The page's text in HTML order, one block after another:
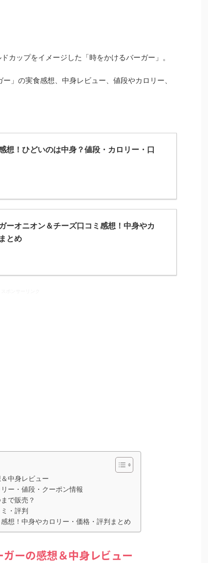
カップをイメージした「時をかけるバーガー」。
」の実食感想、中身レビュー、値段やカロリー、
想！ひどいのは中身？値段・カロリー・口
ーオニオン＆チーズ口コミ感想！中身やカ
とめ
中身レビュー
ー・値段・クーポン情報
で販売？
・評判
想！中身やカロリー・価格・評判まとめ
ーの感想＆中身レビュー